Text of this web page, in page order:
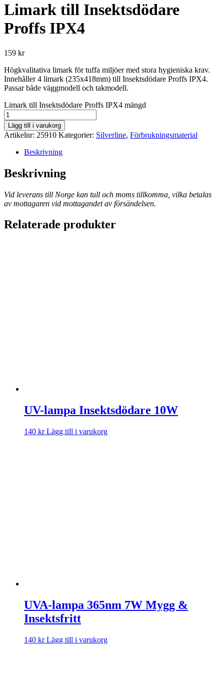
Limark till Insektsdödare
Proffs IPX4
159 kr
Högkvalitativa limark för tuffa miljöer med stora hygieniska krav.
Innehåller 4 limark (235x418mm) till Insektsdödare Proffs IPX4.
Passar både väggmodell och takmodell.
Limark till Insektsdödare Proffs IPX4 mängd
Lägg till i varukorg
Artikelnr: 25910 Kategorier: Silverline, Förbrukningsmaterial
Beskrivning
Beskrivning
Vid leverans till Norge kan tull och moms tillkomma, vilka betalas
av mottagaren vid mottagandet av försändelsen.
Relaterade produkter
UV-lampa Insektsdödare 10W
140 kr Lägg till i varukorg
UVA-lampa 365nm 7W Mygg &
Insektsfritt
140 kr Lägg till i varukorg